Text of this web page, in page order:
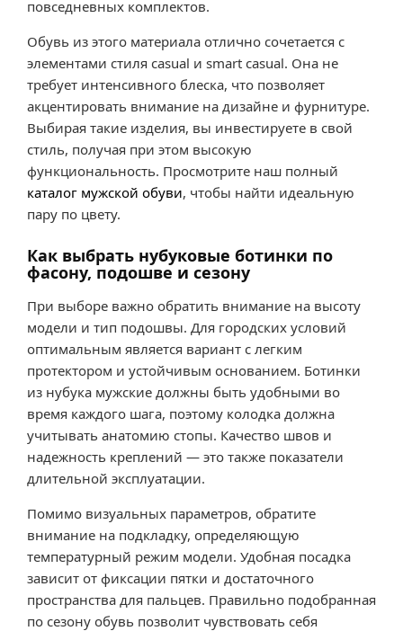
повседневных комплектов.
Обувь из этого материала отлично сочетается с
элементами стиля casual и smart casual. Она не
требует интенсивного блеска, что позволяет
акцентировать внимание на дизайне и фурнитуре.
Выбирая такие изделия, вы инвестируете в свой
стиль, получая при этом высокую
функциональность. Просмотрите наш полный
каталог мужской обуви, чтобы найти идеальную
пару по цвету.
Как выбрать нубуковые ботинки по
фасону, подошве и сезону
При выборе важно обратить внимание на высоту
модели и тип подошвы. Для городских условий
оптимальным является вариант с легким
протектором и устойчивым основанием. Ботинки
из нубука мужские должны быть удобными во
время каждого шага, поэтому колодка должна
учитывать анатомию стопы. Качество швов и
надежность креплений — это также показатели
длительной эксплуатации.
Помимо визуальных параметров, обратите
внимание на подкладку, определяющую
температурный режим модели. Удобная посадка
зависит от фиксации пятки и достаточного
пространства для пальцев. Правильно подобранная
по сезону обувь позволит чувствовать себя